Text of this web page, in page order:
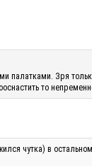
палатками. Зря
то
чутка) в